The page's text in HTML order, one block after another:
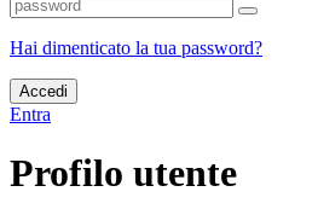
Hai dimenticato la tua password?
Accedi
Entra
Profilo utente